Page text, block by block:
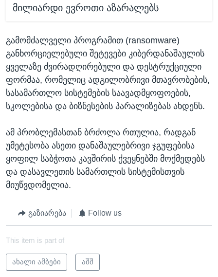
მილიარდი ევროთი აზარალებს
გამომძალველი პროგრამით (ransomware)
განხორციელებული შეტევები კიბერდანაშაულის
ყველაზე ძვირადღირებული და დესტრუქციული
ფორმაა, რომელიც ადგილობრივი მთავრობების,
სასამართლო სისტემების საავადმყოფოების,
სკოლებისა და ბიზნესების პარალიზებას ახდენს.
ამ პრობლემასთან ბრძოლა რთულია, რადგან
უმეტესობა ასეთი დანაშაულებრივი ჯგუფებისა
ყოფილ საბჭოთა კავშირის ქვეყნებში მოქმედებს
და დასავლეთის სამართლის სისტემისთვის
მიუწვდომელია.
გაზიარება Follow us
This item is part of
ახალი ამბები აშშ